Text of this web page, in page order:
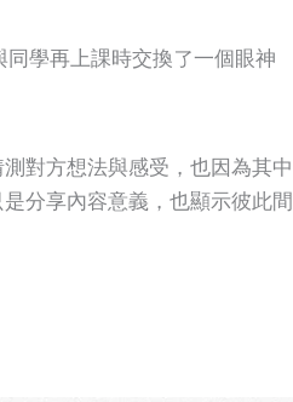
學再上課時交換了一個眼神
對方想法與感受，也因為其中
分享內容意義，也顯示彼此間